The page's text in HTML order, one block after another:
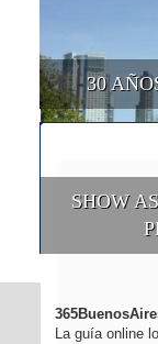
30
SHOW
La guía online